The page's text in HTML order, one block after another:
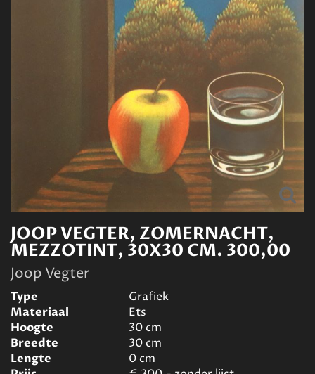
JOOP VEGTER, ZOMERNACHT,
MEZZOTINT, 30X30 CM. 300,00
Joop Vegter
Type
Grafiek
Materiaal
Ets
Hoogte
30cm
Breedte
30cm
Lengte
0cm